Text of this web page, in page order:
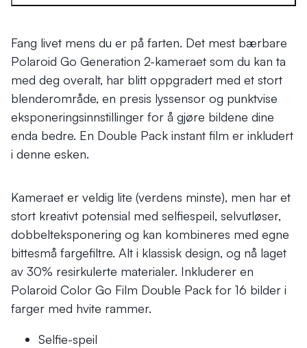
Fang livet mens du er på farten. Det mest bærbare
Polaroid Go Generation 2-kameraet som du kan ta
med deg overalt, har blitt oppgradert med et stort
blenderområde, en presis lyssensor og punktvise
eksponeringsinnstillinger for å gjøre bildene dine
enda bedre. En Double Pack instant film er inkludert
i denne esken.
Kameraet er veldig lite (verdens minste), men har et
stort kreativt potensial med selfiespeil, selvutløser,
dobbelteksponering og kan kombineres med egne
bittesmå fargefiltre. Alt i klassisk design, og nå laget
av 30% resirkulerte materialer. Inkluderer en
Polaroid Color Go Film Double Pack for 16 bilder i
farger med hvite rammer.
Selfie-speil